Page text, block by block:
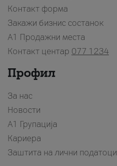
Контакт форма
Закажи бизнис состанок
A1 Продажни места
Контакт центар 077 1234
Профил
За нас
Новости
А1 Групација
Кариера
Заштита на лични податоци